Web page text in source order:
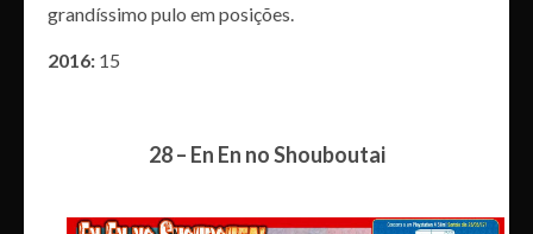
grandíssimo pulo em posições.
2016: 15
28 – En En no Shouboutai